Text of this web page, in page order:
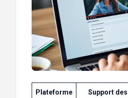
Plateforme
Support des